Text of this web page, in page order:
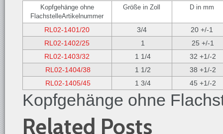
Kopfgehänge ohne
FlachstelleArtikelnummer
Größe in Zoll D in mm
RL02-1401/20 3/4
20 +/-1
RL02-1402/25
1
25 +/-1
RL02-1403/32
1 1/4
32 +1/-2
RL02-1404/38
1 1/2
38 +1/-2
RL02-1405/45
1 3/4 45 +1/-2
Kopfgehänge ohne
Related Posts